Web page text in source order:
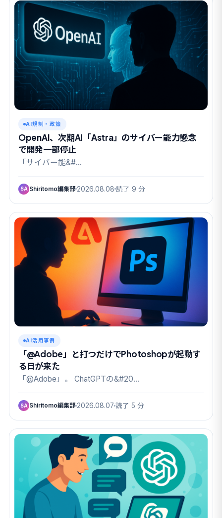
AI規制・政策
OpenAI、次期AI「Astra」のサイバー能力懸念
で開発一部停止
「サイバー能&#…
SA Shiritomo編集部 2026.08.08 読了 9 分
AI活用事例
「@Adobe」と打つだけでPhotoshopが起動す
る日が来た
「@Adobe」。 ChatGPTの&#20…
SA Shiritomo編集部 2026.08.07 読了 5 分